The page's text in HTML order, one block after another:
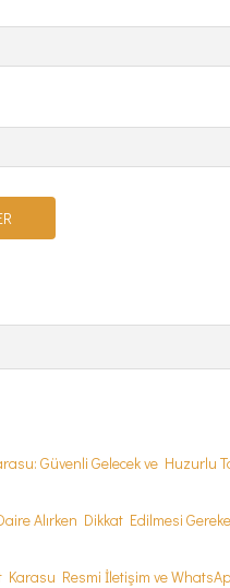
Güvenli Gelecek ve Huzurlu
Alırken Dikkat Edilmesi
Resmi İletişim ve